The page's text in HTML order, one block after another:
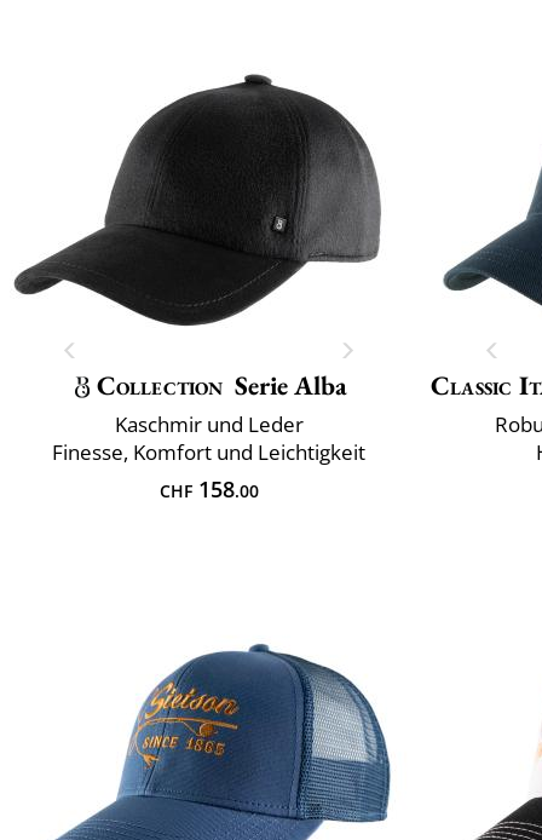
Collection Serie Alba
Kaschmir und Leder
Finesse, Komfort und Leichtigkeit
CHF158.00
Classic